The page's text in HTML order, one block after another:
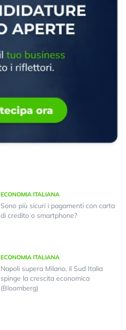
ECONOMIA ITALIANA
Sono più sicuri i pagamenti con carta
di credito o smartphone?
ECONOMIA ITALIANA
Napoli supera Milano, il Sud Italia
spinge la crescita economica
(Bloomberg)